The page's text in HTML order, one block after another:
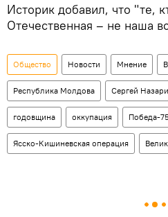
Историк добавил, что "те,
Отечественная – не наша
Общество Новости Мнение
Республика Молдова Сергей
годовщина оккупация Победа-
Ясско-Кишиневская операция